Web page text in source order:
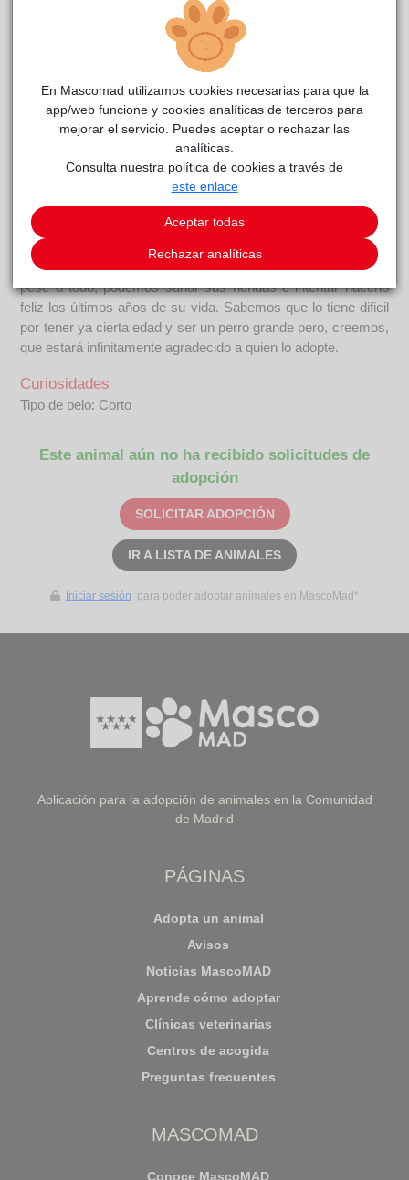
Carácter
Rhambo es un perro al que, seguramente, no le han hecho
mucho caso en su vida y, cuando ya no les ha servido, le han
abandonado. Se muestra algo tímido al principio pero solo
necesita la clave para cualquier perro: confianza. Cuando él
ve eso en las personas saca el mimoso que lleva dentro, pide
más y más mimos. Parece que quisiera recuperar todas las
caricias que no ha tenido en su vida; incluso a veces le entran
momentos de efusividad y alegría y se pone juguetón con
nosotros. Nos encanta verlo así; ver que a cualquier edad y,
pese a todo, podemos sanar sus heridas e intentar hacerlo
feliz los últimos años de su vida. Sabemos que lo tiene dificil
por tener ya cierta edad y ser un perro grande pero, creemos,
que estará infinitamente agradecido a quien lo adopte.
Curiosidades
Tipo de pelo: Corto
Este animal aún no ha recibido solicitudes de
adopción
SOLICITAR ADOPCIÓN
IR A LISTA DE ANIMALES
Iniciar sesión para poder adoptar animales en MascoMad*
Aplicación para la adopción de animales en la Comunidad
de Madrid
PÁGINAS
Adopta un animal
Avisos
Noticias MascoMAD
Aprende cómo adoptar
Clínicas veterinarias
Centros de acogida
Preguntas frecuentes
MASCOMAD
Conoce MascoMAD
En Mascomad utilizamos cookies necesarias para que la
app/web funcione y cookies analíticas de terceros para
mejorar el servicio. Puedes aceptar o rechazar las
analíticas.
Consulta nuestra política de cookies a través de
este enlace
Aceptar todas
Rechazar analíticas